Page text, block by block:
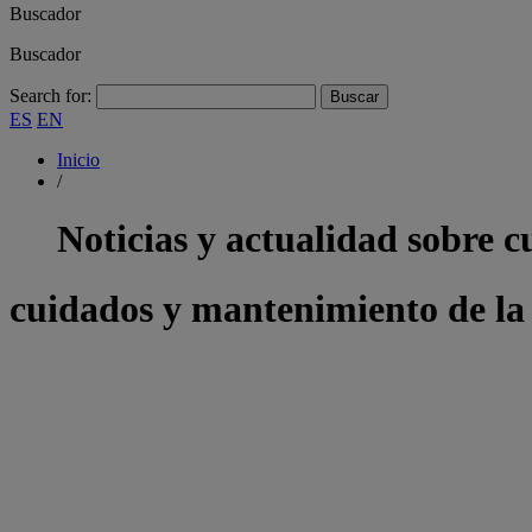
Buscador
Buscador
Search for:
ES EN
Inicio
/
Noticias y actualidad sobre
cuidados y mantenimiento de